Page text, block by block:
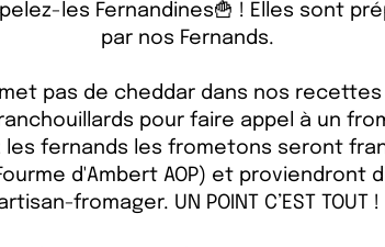
les Fernandines🍟 ! Elles sont
par nos Fernands.
pas de cheddar dans nos recettes
pour faire appel à un
les fernands les frometons seront
d'Ambert AOP) et proviendront
fromager. UN POINT C’EST TOUT !